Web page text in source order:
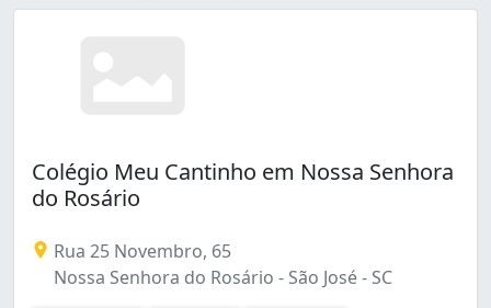
Colégio Meu Cantinho em Nossa Senhora
do Rosário
Rua 25 Novembro, 65
Nossa Senhora do Rosário - São José - SC